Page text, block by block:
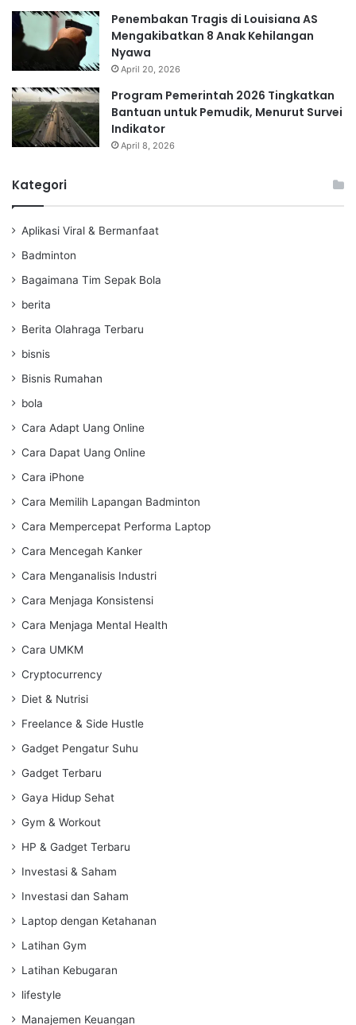
Penembakan Tragis di Louisiana AS
Mengakibatkan 8 Anak Kehilangan
Nyawa
April 20, 2026
Program Pemerintah 2026 Tingkatkan
Bantuan untuk Pemudik, Menurut Survei
Indikator
April 8, 2026
Kategori
Aplikasi Viral & Bermanfaat
Badminton
Bagaimana Tim Sepak Bola
berita
Berita Olahraga Terbaru
bisnis
Bisnis Rumahan
bola
Cara Adapt Uang Online
Cara Dapat Uang Online
Cara iPhone
Cara Memilih Lapangan Badminton
Cara Mempercepat Performa Laptop
Cara Mencegah Kanker
Cara Menganalisis Industri
Cara Menjaga Konsistensi
Cara Menjaga Mental Health
Cara UMKM
Cryptocurrency
Diet & Nutrisi
Freelance & Side Hustle
Gadget Pengatur Suhu
Gadget Terbaru
Gaya Hidup Sehat
Gym & Workout
HP & Gadget Terbaru
Investasi & Saham
Investasi dan Saham
Laptop dengan Ketahanan
Latihan Gym
Latihan Kebugaran
lifestyle
Manajemen Keuangan